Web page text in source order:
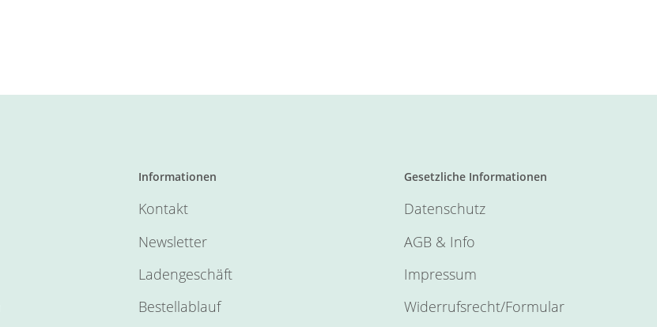
Informationen
Kontakt
Newsletter
Ladengeschäft
Bestellablauf
Gesetzliche Informationen
Datenschutz
AGB & Info
Impressum
Widerrufsrecht/Formular